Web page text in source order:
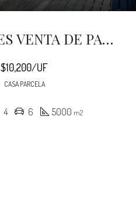
LOS MOLLES VENTA DE PARCELA 5000 m2, CON 02 CASAS
$10,200/UF
CASA PARCELA
4 6 5000 m2